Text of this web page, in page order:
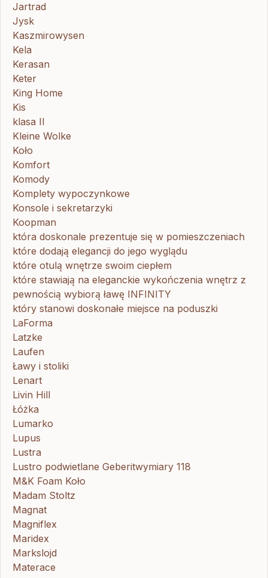
Jartrad
Jysk
Kaszmirowysen
Kela
Kerasan
Keter
King Home
Kis
klasa II
Kleine Wolke
Koło
Komfort
Komody
Komplety wypoczynkowe
Konsole i sekretarzyki
Koopman
która doskonale prezentuje się w pomieszczeniach
które dodają elegancji do jego wyglądu
które otulą wnętrze swoim ciepłem
które stawiają na eleganckie wykończenia wnętrz z
pewnością wybiorą ławę INFINITY
który stanowi doskonałe miejsce na poduszki
LaForma
Latzke
Laufen
Ławy i stoliki
Lenart
Livin Hill
Łóżka
Lumarko
Lupus
Lustra
Lustro podwietlane Geberitwymiary 118
M&K Foam Koło
Madam Stoltz
Magnat
Magniflex
Maridex
Markslojd
Materace